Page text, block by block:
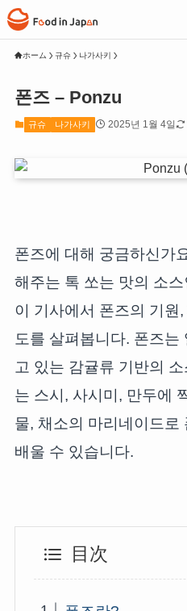
ホーム 규슈 나가사키
폰즈 – Ponzu
규슈 나가사키 2025년 1월 4일
폰즈에 대해 궁금하신가
해주는 톡 쏘는 맛의 소
이 기사에서 폰즈의 기원
도를 살펴봅니다. 폰즈
고 있는 감귤류 기반의
는 스시, 사시미, 만두에
물, 채소의 마리네이드로
배울 수 있습니다.
目次